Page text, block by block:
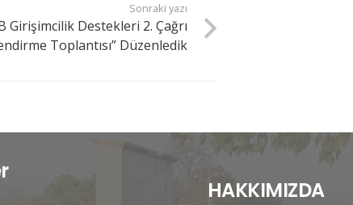
Sonraki yazı
Girişimcilik Destekleri 2. Çağrı
Toplantısı” Düzenledik
HAKKIMIZDA